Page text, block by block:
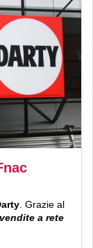
. Grazie al
a rete